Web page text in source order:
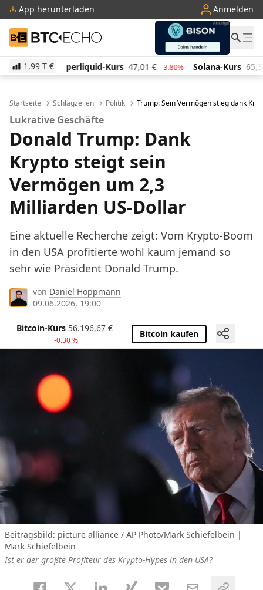
App herunterladen Anmelden
BTC-ECHO
1,99 T €
Kurs 47,01 -3.80% Solana-Kurs 65,30 € 2.30% TRON-Kurs
Startseite Schlagzeilen Politik Trump: Sein Vermögen stieg dank
Lukrative Geschäfte
Donald Trump: Dank
Krypto steigt sein
Vermögen um 2,3
Milliarden US-Dollar
Eine aktuelle Recherche zeigt: Vom Krypto-Boom
in den USA profitierte wohl kaum jemand so
sehr wie Präsident Donald Trump.
von Daniel Hoppmann
09.06.2026, 19:00
Bitcoin-Kurs 56.196,67 €
-0.30 %
Bitcoin kaufen
Beitragsbild: picture alliance / AP Photo/Mark Schiefelbein |
Mark Schiefelbein
Ist er der größte Profiteur des Krypto-Hypes in den USA?